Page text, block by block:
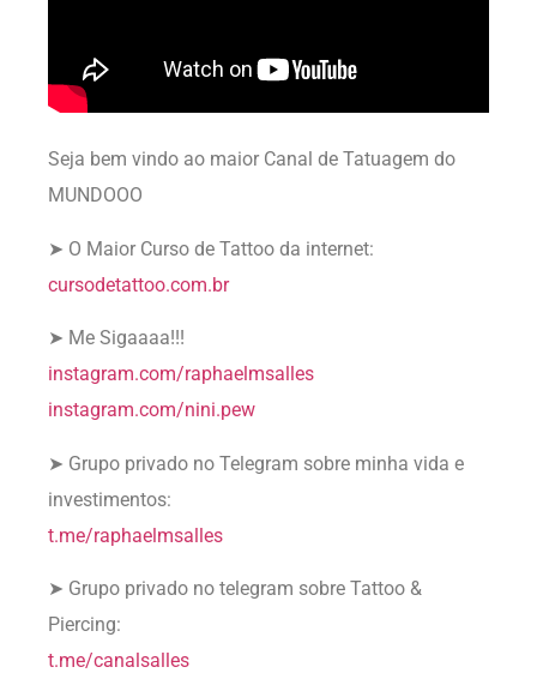
Seja bem vindo ao maior Canal de Tatuagem do
MUNDOOO
➤ O Maior Curso de Tattoo da internet:
cursodetattoo.com.br
➤ Me Sigaaaa!!!
instagram.com/raphaelmsalles
instagram.com/nini.pew
➤ Grupo privado no Telegram sobre minha vida e
investimentos:
t.me/raphaelmsalles
➤ Grupo privado no telegram sobre Tattoo &
Piercing:
t.me/canalsalles